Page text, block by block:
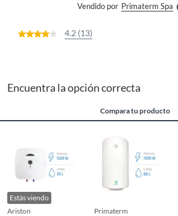
Vendido por Primaterm SpaS
4.2 (13)
Encuentra la opción correcta
Compara tu producto
Estás viendo
ariston
primaterm